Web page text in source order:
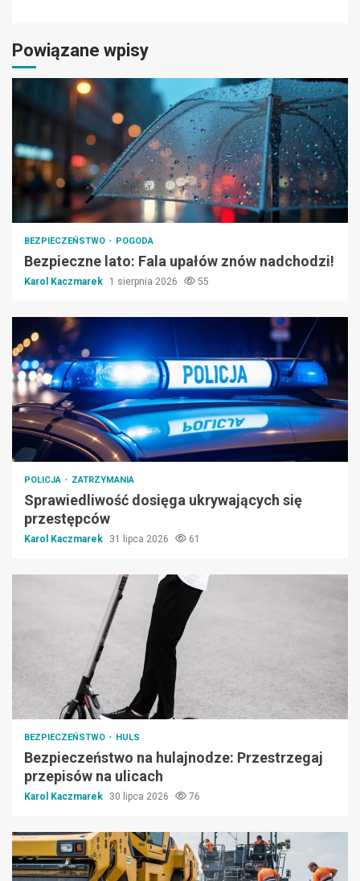
Powiązane wpisy
BEZPIECZEŃSTWO POGODA
Bezpieczne lato: Fala upałów znów nadchodzi!
Karol Kaczmarek 1 sierpnia 2026 55
POLICJA ZATRZYMANIA
Sprawiedliwość dosięga ukrywających się
przestępców
Karol Kaczmarek 31 lipca 2026 61
BEZPIECZEŃSTWO HULS
Bezpieczeństwo na hulajnodze: Przestrzegaj
przepisów na ulicach
Karol Kaczmarek 30 lipca 2026 76